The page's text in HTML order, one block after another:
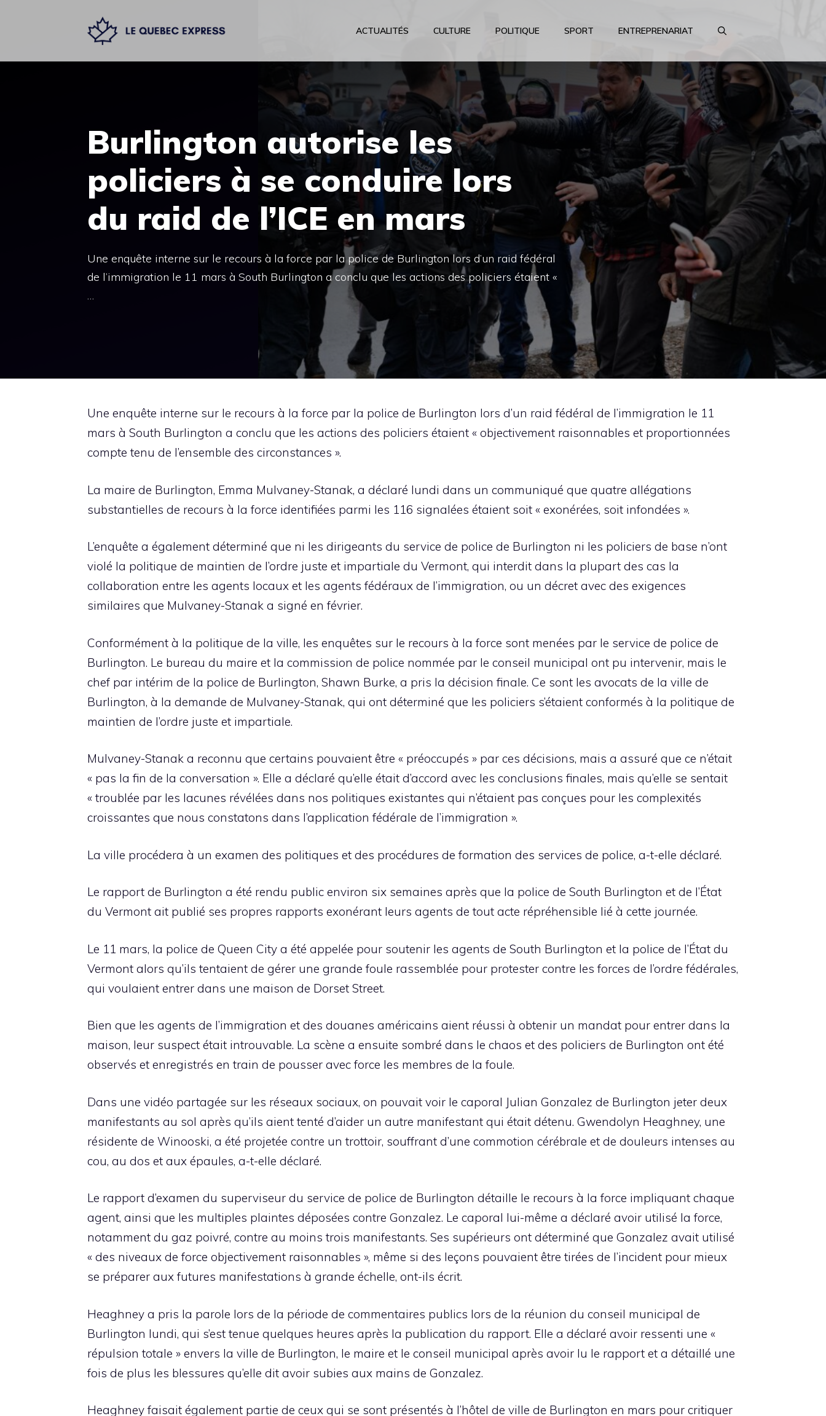
ACTUALITÉS CULTURE POLITIQUE SPORT ENTREPRENARIAT
Burlington autorise les
policiers à se conduire lors
du raid de l’ICE en mars
Une enquête interne sur le recours à la force par la police de Burlington lors d’un raid fédéral
de l’immigration le 11 mars à South Burlington a conclu que les actions des policiers étaient «
…
Une enquête interne sur le recours à la force par la police de Burlington lors d’un raid fédéral de l’immigration le 11
mars à South Burlington a conclu que les actions des policiers étaient « objectivement raisonnables et proportionnées
compte tenu de l’ensemble des circonstances ».
La maire de Burlington, Emma Mulvaney-Stanak, a déclaré lundi dans un communiqué que quatre allégations
substantielles de recours à la force identifiées parmi les 116 signalées étaient soit « exonérées, soit infondées ».
L’enquête a également déterminé que ni les dirigeants du service de police de Burlington ni les policiers de base n’ont
violé la politique de maintien de l’ordre juste et impartiale du Vermont, qui interdit dans la plupart des cas la
collaboration entre les agents locaux et les agents fédéraux de l’immigration, ou un décret avec des exigences
similaires que Mulvaney-Stanak a signé en février.
Conformément à la politique de la ville, les enquêtes sur le recours à la force sont menées par le service de police de
Burlington. Le bureau du maire et la commission de police nommée par le conseil municipal ont pu intervenir, mais le
chef par intérim de la police de Burlington, Shawn Burke, a pris la décision finale. Ce sont les avocats de la ville de
Burlington, à la demande de Mulvaney-Stanak, qui ont déterminé que les policiers s’étaient conformés à la politique de
maintien de l’ordre juste et impartiale.
Mulvaney-Stanak a reconnu que certains pouvaient être « préoccupés » par ces décisions, mais a assuré que ce n’était
« pas la fin de la conversation ». Elle a déclaré qu’elle était d’accord avec les conclusions finales, mais qu’elle se sentait
« troublée par les lacunes révélées dans nos politiques existantes qui n’étaient pas conçues pour les complexités
croissantes que nous constatons dans l’application fédérale de l’immigration ».
La ville procédera à un examen des politiques et des procédures de formation des services de police, a-t-elle déclaré.
Le rapport de Burlington a été rendu public environ six semaines après que la police de South Burlington et de l’État
du Vermont ait publié ses propres rapports exonérant leurs agents de tout acte répréhensible lié à cette journée.
Le 11 mars, la police de Queen City a été appelée pour soutenir les agents de South Burlington et la police de l’État du
Vermont alors qu’ils tentaient de gérer une grande foule rassemblée pour protester contre les forces de l’ordre fédérales,
qui voulaient entrer dans une maison de Dorset Street.
Bien que les agents de l’immigration et des douanes américains aient réussi à obtenir un mandat pour entrer dans la
maison, leur suspect était introuvable. La scène a ensuite sombré dans le chaos et des policiers de Burlington ont été
observés et enregistrés en train de pousser avec force les membres de la foule.
Dans une vidéo partagée sur les réseaux sociaux, on pouvait voir le caporal Julian Gonzalez de Burlington jeter deux
manifestants au sol après qu’ils aient tenté d’aider un autre manifestant qui était détenu. Gwendolyn Heaghney, une
résidente de Winooski, a été projetée contre un trottoir, souffrant d’une commotion cérébrale et de douleurs intenses au
cou, au dos et aux épaules, a-t-elle déclaré.
Le rapport d’examen du superviseur du service de police de Burlington détaille le recours à la force impliquant chaque
agent, ainsi que les multiples plaintes déposées contre Gonzalez. Le caporal lui-même a déclaré avoir utilisé la force,
notamment du gaz poivré, contre au moins trois manifestants. Ses supérieurs ont déterminé que Gonzalez avait utilisé
« des niveaux de force objectivement raisonnables », même si des leçons pouvaient être tirées de l’incident pour mieux
se préparer aux futures manifestations à grande échelle, ont-ils écrit.
Heaghney a pris la parole lors de la période de commentaires publics lors de la réunion du conseil municipal de
Burlington lundi, qui s’est tenue quelques heures après la publication du rapport. Elle a déclaré avoir ressenti une «
répulsion totale » envers la ville de Burlington, le maire et le conseil municipal après avoir lu le rapport et a détaillé une
fois de plus les blessures qu’elle dit avoir subies aux mains de Gonzalez.
Heaghney faisait également partie de ceux qui se sont présentés à l’hôtel de ville de Burlington en mars pour critiquer